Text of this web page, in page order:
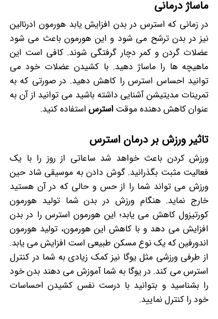
ماساژ درمانی
در زمانی که استرس در بدن افزایش یابد هورمون ادرنالین
نیز در بدن ترشح می شود و این هورمون باعث می شود
عضلات گردن و کمر دچار گرفتگی شوند. کافی است این
ماهیچه ها را ماساژ دهید. با کشیدن عضلات خود می
توانید احساس استرس را کاهش دهید. در صورتی که به
تمرینات مدیتیشن آشنایی داشته باشید می توانید از آن به
عنوان کاهش دهنده موقت استرس استفاده کنید.
تاثیر ورزش بر درمان استرس
ورزش کردن باعث خواهد شد ساعاتی از روز را با یک
فعالیت مثبت بگذرانید. گوش دادن به موسیقی شاد حین
ورزش می تواند شما را از حس و حالی که در آن هستید
خارج نماید. هنگام ورزش در بدن شما تولید هورمون
کورتیزول کاهش می یابد؛ این هورمون استرس را در بدن
افزایش می دهد و با کاهش این هورمون، تولید هورمون
اندورفین که یک نوع مسکن طبیعی است افزایش می یابد.
از طرفی ورزشی مثل یوگا نیز کمک زیادی به شما در کنترل
استرس می کند. در یوگا به شما آموزش می دهند بدن خود
را بشناسید و بتوانید با درست نفس کشیدن احساسات
خود را کنترل نمایید.